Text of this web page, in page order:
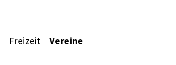
Freizeit Vereine